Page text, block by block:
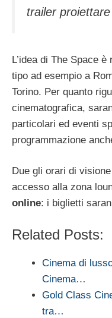
trailer
L’idea di The Space
tipo ad esempio a
Torino. Per quanto
cinematografica,
particolari ed eventi
programmazione
Due gli orari di
accesso alla zona
online: i biglietti
Related Posts:
Cinema di
Cinema…
Gold Class
tra…